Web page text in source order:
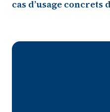
cas d’usage concrets